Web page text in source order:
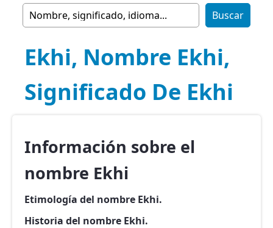
Ekhi, Nombre Ekhi,
Significado De Ekhi
Información sobre el
nombre Ekhi
Etimología del nombre Ekhi.
Historia del nombre Ekhi.